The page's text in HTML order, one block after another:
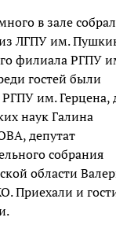
в зале
из ЛГПУ им.
филиала РГПУ
гостей были
им. Герцена,
наук Галина
депутат
собрания
области
Приехали и